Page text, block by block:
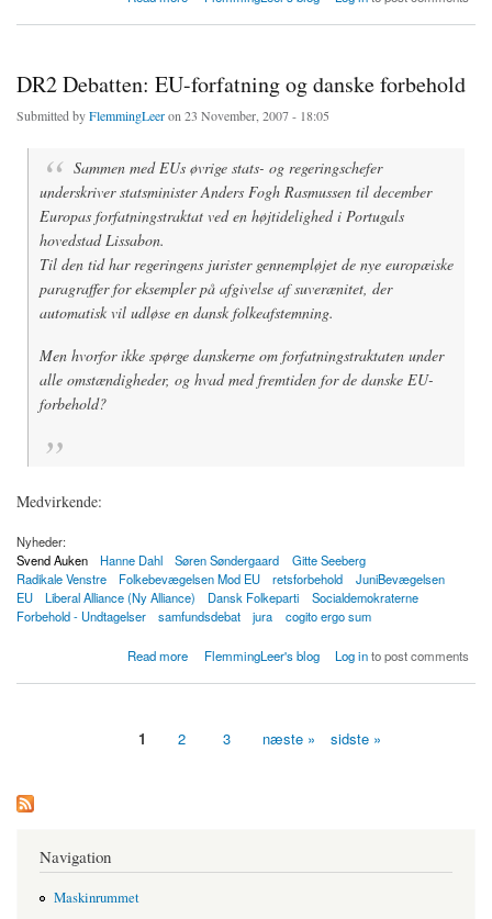
DR2 Debatten: EU-forfatning og danske forbehold
Submitted byFlemmingLeeron 23 November, 2007 - 18:05
Sammen med EUs øvrige stats- og regeringschefer
underskriver statsminister Anders Fogh Rasmussen til december
Europas forfatningstraktat ved en højtidelighed i ­Portugals
hovedstad Lissabon.
Til den tid har regeringens jurister gennempløjet de nye europæiske
paragraffer for eksempler på afgivelse af suverænitet, der
automatisk vil udløse en dansk folkeafstemning.
Men hvorfor ikke spørge danskerne om forfatningstraktaten under
alle omstændigheder, og hvad med fremtiden for de danske EU-
forbehold?
Medvirkende:
Nyheder:
Svend Auken
Hanne Dahl Søren Søndergaard
Gitte Seeberg
Radikale Venstre
Folkebevægelsen Mod EU retsforbehold
JuniBevægelsen
EU
Liberal Alliance (Ny Alliance) Dansk Folkeparti
Socialdemokraterne
Forbehold - Undtagelser
samfundsdebat jura cogito ergo sum
Read more
about DR2 Debatten: EU-forfatning og danske forbehold
FlemmingLeer's blog Log into post comments
1 2 3 næste » sidste »
Navigation
Maskinrummet